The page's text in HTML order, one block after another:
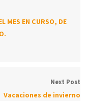
MES EN CURSO, DE
Next Post
Vacaciones de invierno